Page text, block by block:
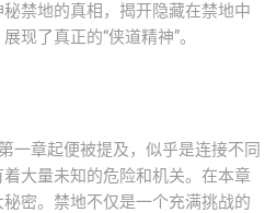
禁地的真相，揭开隐藏在禁地中
现了真正的“侠道精神”。
一章起便被提及，似乎是连接不同
大量未知的危险和机关。在本章
密。禁地不仅是一个充满挑战的